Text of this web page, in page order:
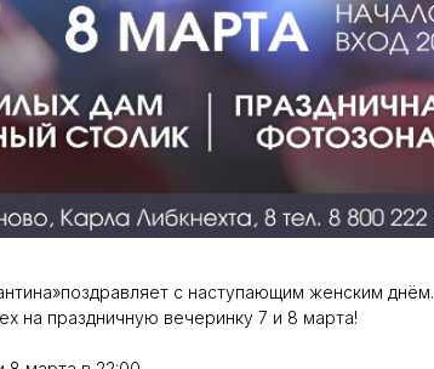
с наступающим женским днём.
на праздничную вечеринку 7 и 8 марта!